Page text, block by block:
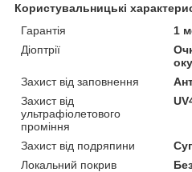
Користувальницькі
Гарантія
1
Діоптрії
Захист від заповнення
Захист від
ультрафіолетового
проміння
Захист від подряпини
Локальний покрив